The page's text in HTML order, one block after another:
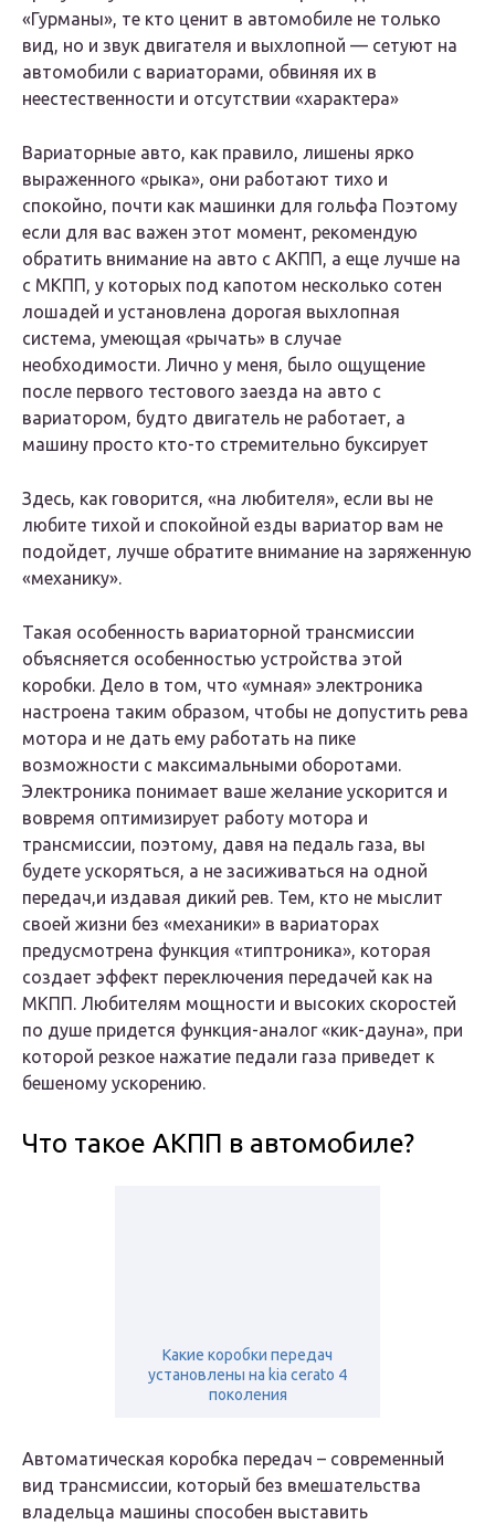
«Гурманы», те кто ценит в автомобиле не только
вид, но и звук двигателя и выхлопной — сетуют на
автомобили с вариаторами, обвиняя их в
неестественности и отсутствии «характера»
Вариаторные авто, как правило, лишены ярко
выраженного «рыка», они работают тихо и
спокойно, почти как машинки для гольфа Поэтому
если для вас важен этот момент, рекомендую
обратить внимание на авто с АКПП, а еще лучше на
с МКПП, у которых под капотом несколько сотен
лошадей и установлена дорогая выхлопная
система, умеющая «рычать» в случае
необходимости. Лично у меня, было ощущение
после первого тестового заезда на авто с
вариатором, будто двигатель не работает, а
машину просто кто-то стремительно буксирует
Здесь, как говорится, «на любителя», если вы не
любите тихой и спокойной езды вариатор вам не
подойдет, лучше обратите внимание на заряженную
«механику».
Такая особенность вариаторной трансмиссии
объясняется особенностью устройства этой
коробки. Дело в том, что «умная» электроника
настроена таким образом, чтобы не допустить рева
мотора и не дать ему работать на пике
возможности с максимальными оборотами.
Электроника понимает ваше желание ускорится и
вовремя оптимизирует работу мотора и
трансмиссии, поэтому, давя на педаль газа, вы
будете ускоряться, а не засиживаться на одной
передач,и издавая дикий рев. Тем, кто не мыслит
своей жизни без «механики» в вариаторах
предусмотрена функция «типтроника», которая
создает эффект переключения передачей как на
МКПП. Любителям мощности и высоких скоростей
по душе придется функция-аналог «кик-дауна», при
которой резкое нажатие педали газа приведет к
бешеному ускорению.
Что такое АКПП в автомобиле?
Какие коробки передач
установлены на kia cerato 4
поколения
Автоматическая коробка передач – современный
вид трансмиссии, который без вмешательства
владельца машины способен выставить